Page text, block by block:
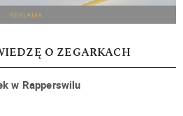
REKLAMA
O ZEGARKACH
w Rapperswilu